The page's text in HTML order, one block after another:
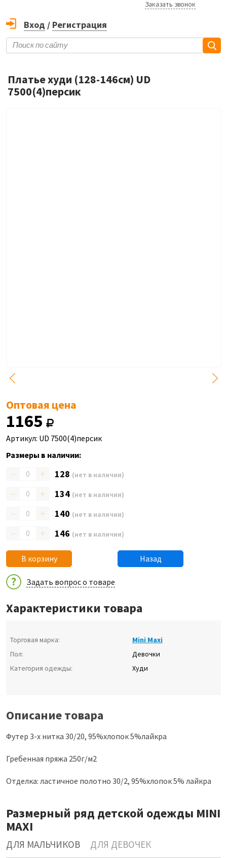
Заказать звонок
Вход / Регистрация
Платье худи (128-146см) UD
7500(4)персик
Оптовая цена
1165
Артикул: UD 7500(4)персик
Размеры в наличии:
– + 128 (нет в наличии)
– + 134 (нет в наличии)
– + 140 (нет в наличии)
– + 146 (нет в наличии)
В корзину Назад
Задать вопрос о товаре
Характеристики товара
Торговая марка:
Mini Maxi
Пол:
Девочки
Категория одежды:
Худи
Описание товара
Футер 3-х нитка 30/20, 95%хлопок 5%лайкра
Гребенная пряжа 250г/м2
Отделка: ластичное полотно 30/2, 95%хлопок 5% лайкра
Размерный ряд детской одежды MINI
MAXI
ДЛЯ МАЛЬЧИКОВ ДЛЯ ДЕВОЧЕК